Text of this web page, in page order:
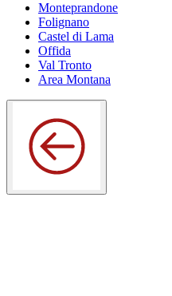
Monteprandone
Folignano
Castel di Lama
Offida
Val Tronto
Area Montana